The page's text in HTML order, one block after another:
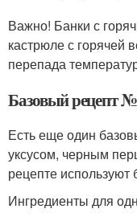
Важно! Банки с
кастрюле с горячей
перепада
Базовый рецепт
Есть еще один
уксусом, черным
рецепте
Ингредиенты для